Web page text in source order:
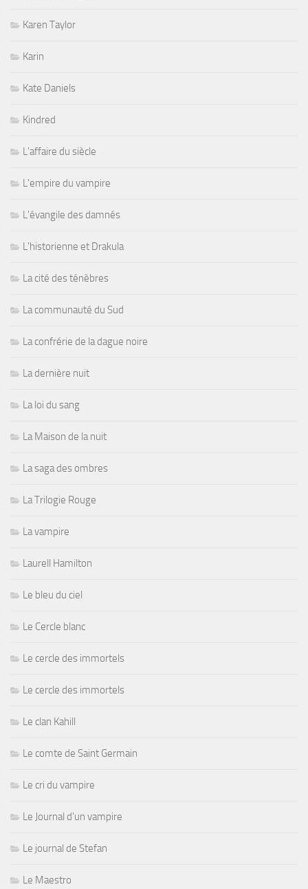
Karen Taylor
Karin
Kate Daniels
Kindred
L'affaire du siècle
L'empire du vampire
L'évangile des damnés
L'historienne et Drakula
La cité des ténèbres
La communauté du Sud
La confrérie de la dague noire
La dernière nuit
La loi du sang
La Maison de la nuit
La saga des ombres
La Trilogie Rouge
La vampire
Laurell Hamilton
Le bleu du ciel
Le Cercle blanc
Le cercle des immortels
Le cercle des immortels
Le clan Kahill
Le comte de Saint Germain
Le cri du vampire
Le Journal d'un vampire
Le journal de Stefan
Le Maestro